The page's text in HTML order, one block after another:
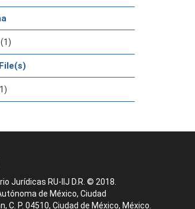
Jurídicas RU-IIJ D.R. © 2018.
de México, Ciudad
C. P. 04510, Ciudad de México, México.